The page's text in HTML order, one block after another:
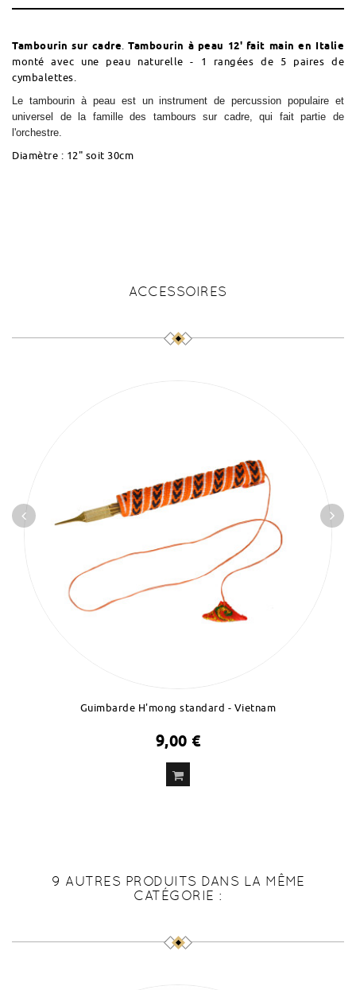
Tambourin sur cadre .Tambourin à peau 12' fait main en Italie
monté avec une peau naturelle - 1 rangées de 5 paires de
cymbalettes.
Le tambourin à peau est un instrument de percussion populaire et
universel de la famille des tambours sur cadre, qui fait partie de
l'orchestre.
Diamètre : 12" soit 30cm
ACCESSOIRES
Guimbarde H'mong standard - Vietnam
9,00 €
9 AUTRES PRODUITS DANS LA MÊME
CATÉGORIE :